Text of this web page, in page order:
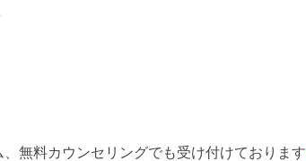
無料カウンセリングでも受け付けております